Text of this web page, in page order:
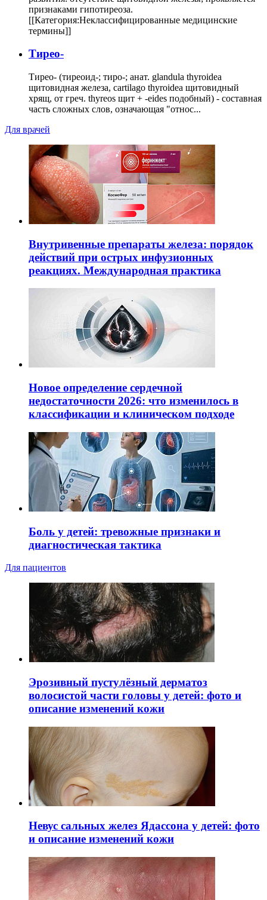
признаками гипотиреоза.
[[Категория:Неклассифицированные медицинские
термины]]
Тирео-
Тирео- (тиреоид-; тиро-; анат. glandula thyroidea
щитовидная железа, cartilago thyroidea щитовидный
хрящ, от греч. thyreos щит + -eides подобный) - составная
часть сложных слов, означающая "относ...
Для врачей
Внутривенные препараты железа: порядок
действий при острых инфузионных
реакциях. Международная практика
Новое определение сердечной
недостаточности 2026: что изменилось в
классификации и клиническом подходе
Боль у детей: тревожные признаки и
диагностическая тактика
Для пациентов
Эрозивный пустулёзный дерматоз
волосистой части головы у детей: фото и
описание изменений кожи
Невус сальных желез Ядассона у детей: фото
и описание изменений кожи